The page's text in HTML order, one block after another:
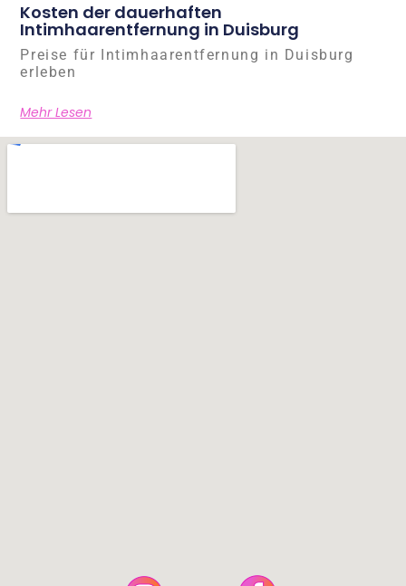
Kosten der dauerhaften
Intimhaarentfernung in Duisburg
Preise für Intimhaarentfernung in Duisburg
erleben
Mehr Lesen